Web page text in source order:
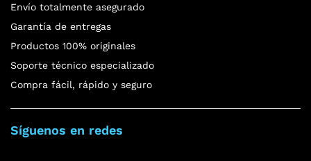
Envío totalmente asegurado
Garantía de entregas
Productos 100% originales
Soporte técnico especializado
Compra fácil, rápido y seguro
Síguenos en redes